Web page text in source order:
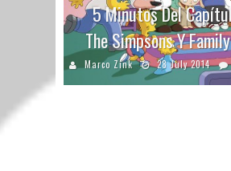
5 Minutos Del
The Simpsons Y
Marco Zink 28 July 2014